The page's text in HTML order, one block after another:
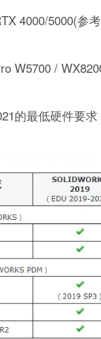
4000/5000(参
W5700 /
的最低硬件要